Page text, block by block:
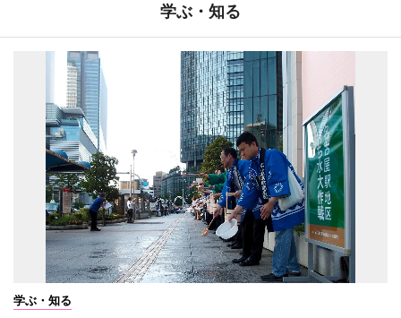
学ぶ・知る
学ぶ・知る